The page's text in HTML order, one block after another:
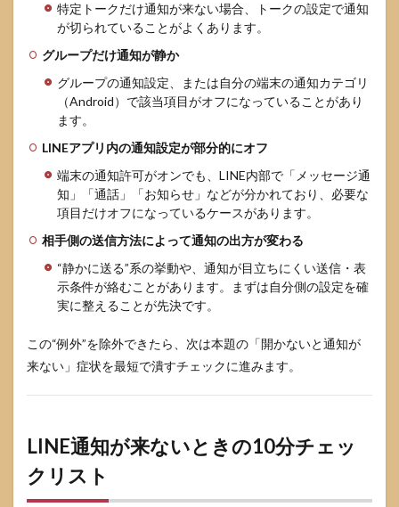
のチ
ェッ
点
5
たあ
再発
ぐ
LINE
通知
用
5.1
タス
クキ
な
省電
注意
アッ
プデ
特定トークだけ通知が来ない場合、トークの設定で通知
が切られていることがよくあります。
グループだけ通知が静か
グループの通知設定、または自分の端末の通知カテゴリ
（Android）で該当項目がオフになっていることがあり
ます。
LINEアプリ内の通知設定が部分的にオフ
端末の通知許可がオンでも、LINE内部で「メッセージ通
知」「通話」「お知らせ」などが分かれており、必要な
項目だけオフになっているケースがあります。
相手側の送信方法によって通知の出方が変わる
“静かに送る”系の挙動や、通知が目立ちにくい送信・表
示条件が絡むことがあります。まずは自分側の設定を確
実に整えることが先決です。
この“例外”を除外できたら、次は本題の「開かないと通知が
来ない」症状を最短で潰すチェックに進みます。
LINE通知が来ないときの10分チェッ
クリスト